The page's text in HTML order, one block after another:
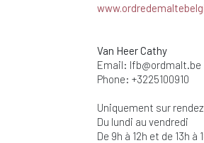
Van Heer Cathy
Email: lfb@ordmalt.be
Phone: +3225100910
Uniquement sur
Du lundi au vendredi
De 9h à 12h et de 13h à